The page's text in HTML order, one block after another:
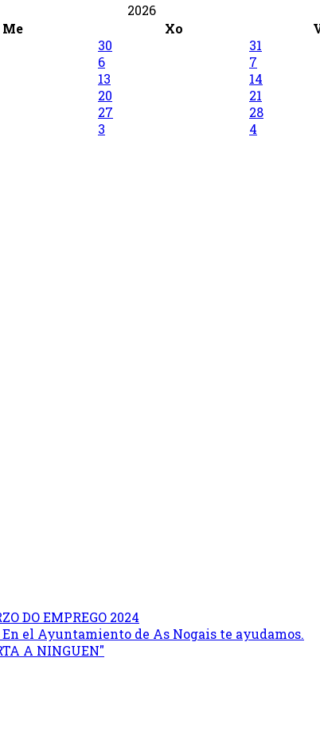
2026
Me Xo
30 31
6 7
13 14
20 21
27 28
3 4
DO EMPREGO 2024
el Ayuntamiento de As Nogais te ayudamos.
A NINGUEN"